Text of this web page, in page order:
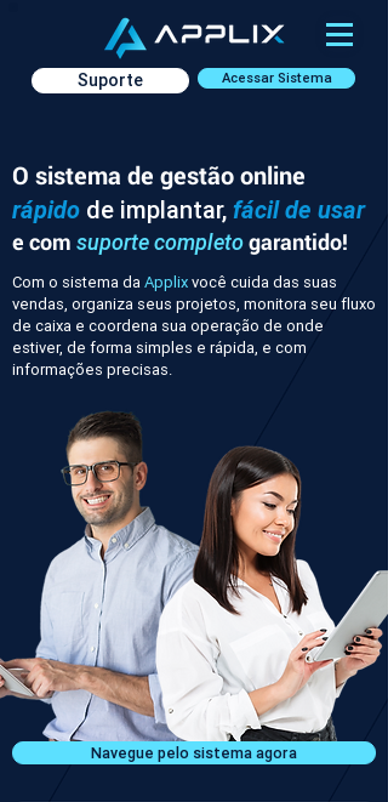
Acessar Sistema
Suporte
O sistema de gestão online
rápido de implantar, fácil de usar
e com suporte completogarantido!
Com o sistema daApplixvocê cuida das suas
vendas, organiza seus projetos, monitora seu fluxo
de caixa e coordena sua operação de onde
estiver, de forma simples e rápida, e com
informações precisas.
Navegue pelo sistema agora